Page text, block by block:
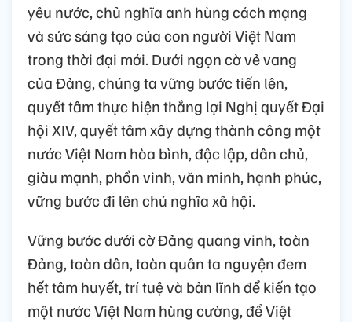
yêu nước, chủ nghĩa anh hùng cách mạng
và sức sáng tạo của con người Việt Nam
trong thời đại mới. Dưới ngọn cờ vẻ vang
của Đảng, chúng ta vững bước tiến lên,
quyết tâm thực hiện thắng lợi Nghị quyết Đại
hội XIV, quyết tâm xây dựng thành công một
nước Việt Nam hòa bình, độc lập, dân chủ,
giàu mạnh, phồn vinh, văn minh, hạnh phúc,
vững bước đi lên chủ nghĩa xã hội.
Vững bước dưới cờ Đảng quang vinh, toàn
Đảng, toàn dân, toàn quân ta nguyện đem
hết tâm huyết, trí tuệ và bản lĩnh để kiến tạo
một nước Việt Nam hùng cường, để Việt